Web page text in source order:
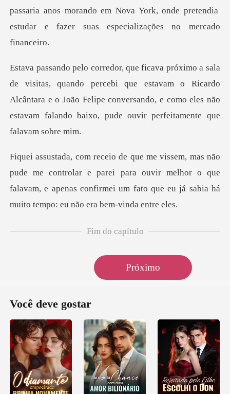
ercebi que estavam o Ricardo
Alcântara e o João Felipe conversando, e como el
olar e parei para ouvir melhor o que
falavam, e apenas confirmei um
Fim do capítulo
Próximo
Você deve gostar